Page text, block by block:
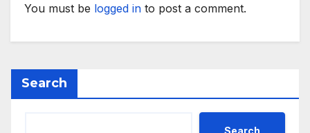
You must be logged in to post a comment.
Search